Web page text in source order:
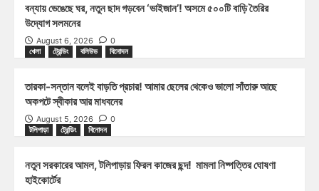
বন্যায় ভেঙেছে ঘর, নতুন ছাদ গড়বেন ‘ভাইজান’! অসমে ৫০০টি বাড়ি তৈরির
উদ্যোগ সলমনের
August 6, 2026
0
খেলা
ট্রেন্ডিং বলিউড বিনোদন
তারকা-সন্তান বলেই বাড়তি প্রচার! আমার ছেলের থেকেও ভালো সাঁতারু আছে
অকপটে স্বীকার আর মাধবনের
August 5, 2026
0
টলিপাড়া
ট্রেন্ডিং বিনোদন
নতুন সরকারের আমল, টলিপাড়ায় ফিরল কাজের ছন্দ! মামলা নিষ্পত্তির ঘোষণা
হাইকোর্টের